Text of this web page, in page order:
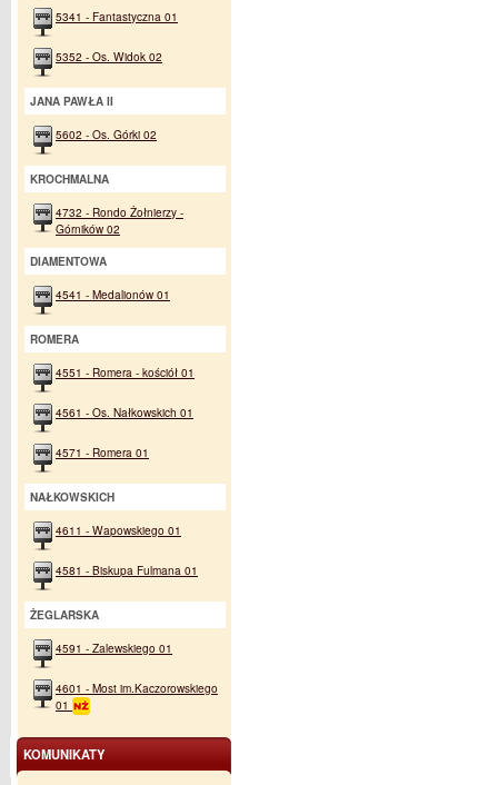
5341 - Fantastyczna 01
5352 - Os. Widok 02
JANA PAWŁA II
5602 - Os. Górki 02
KROCHMALNA
4732 - Rondo Żołnierzy -
Górników 02
DIAMENTOWA
4541 - Medalionów 01
ROMERA
4551 - Romera - kościół 01
4561 - Os. Nałkowskich 01
4571 - Romera 01
NAŁKOWSKICH
4611 - Wapowskiego 01
4581 - Biskupa Fulmana 01
ŻEGLARSKA
4591 - Zalewskiego 01
4601 - Most im.Kaczorowskiego
01
KOMUNIKATY